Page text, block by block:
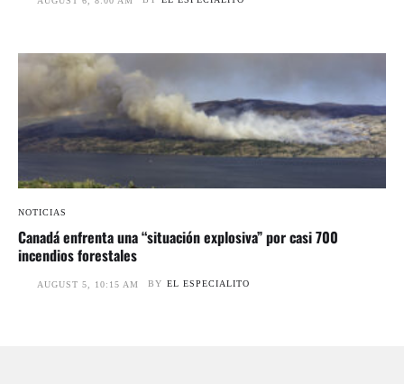
NOTICIAS
Canadá enfrenta una “situación explosiva” por casi 700
incendios forestales
AUGUST 5, 10:15 AM BY EL ESPECIALITO